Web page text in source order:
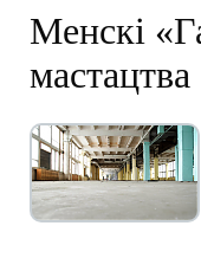
Менскі
мастацтва